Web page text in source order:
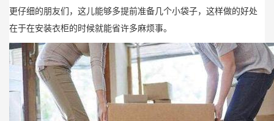
更仔细的朋友们，这儿能够多提前准备几个小袋子，这样做的好处
在于在安装衣柜的时候就能省许多麻烦事。